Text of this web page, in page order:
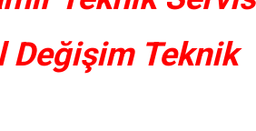
Değişim Teknik